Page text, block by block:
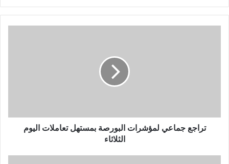
تراجع جماعي لمؤشرات البورصة بمستهل تعاملات اليوم
الثلاثاء